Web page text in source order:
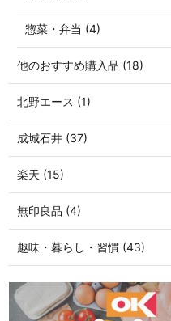
惣菜・弁当 (4)
他のおすすめ購入品 (18)
北野エース (1)
成城石井 (37)
楽天 (15)
無印良品 (4)
趣味・暮らし・習慣 (43)